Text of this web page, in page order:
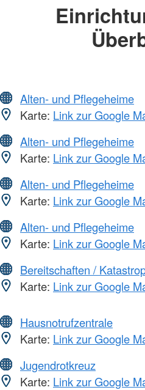
Alten- und Pflegeheime
Karte: Link zur Google
Alten- und Pflegeheime
Karte: Link zur Google
Alten- und Pflegeheime
Karte: Link zur Google
Alten- und Pflegeheime
Karte: Link zur Google
Bereitschaften /
Karte: Link zur Google
Hausnotrufzentrale
Karte: Link zur Google
Jugendrotkreuz
Karte: Link zur Google